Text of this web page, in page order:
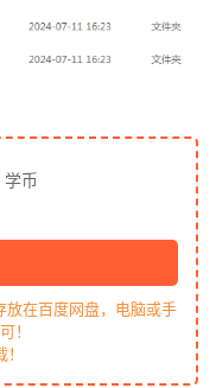
学币
放在百度网盘，电脑或手
！